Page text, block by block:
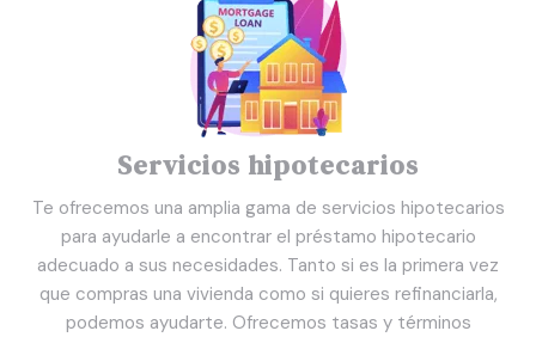
Servicios hipotecarios
Te ofrecemos una amplia gama de servicios hipotecarios
para ayudarle a encontrar el préstamo hipotecario
adecuado a sus necesidades. Tanto si es la primera vez
que compras una vivienda como si quieres refinanciarla,
podemos ayudarte. Ofrecemos tasas y términos